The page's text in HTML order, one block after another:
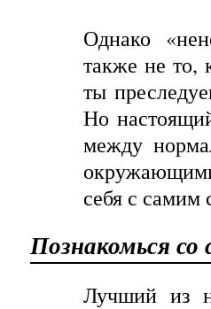
Однако
также не то,
ты
Но
между
себя с
Познакомься
Лучший из